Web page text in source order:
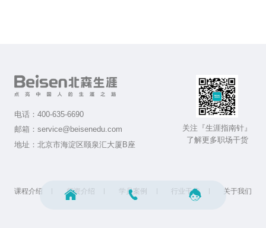
电话： 400-635-6690
邮箱： service@beisenedu.com
地址： 北京市海淀区颐泉汇大厦B座
关注『生涯指南针』
了解更多职场干货
课程介绍 师资介绍 学员案例 行业干货 关于我们